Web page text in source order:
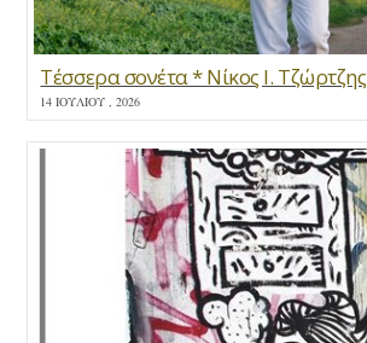
Τέσσερα σονέτα * Νίκος Ι. Τζώρτζης
14 ΙΟΥΛΊΟΥ , 2026